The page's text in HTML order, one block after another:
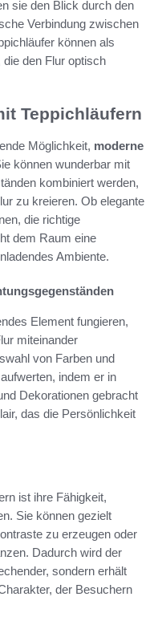
sie den Blick durch den
Verbindung zwischen
können als
den Flur optisch
Teppichläufern
Möglichkeit, moderne
können wunderbar mit
kombiniert werden,
zu kreieren. Ob elegante
die richtige
dem Raum eine
Ambiente.
Element fungieren,
miteinander
von Farben und
indem er in
Dekorationen gebracht
das die Persönlichkeit
ist ihre Fähigkeit,
Sie können gezielt
zu erzeugen oder
Dadurch wird der
sondern erhält
der Besuchern